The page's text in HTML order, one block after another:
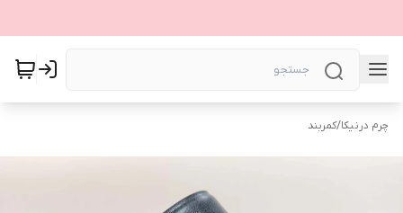
چرم درنیکا/کمربند